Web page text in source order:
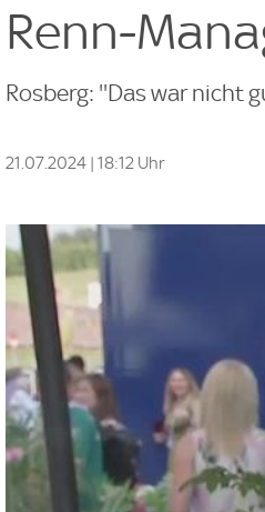
Renn-
Rosberg: ''Das war nicht
21.07.2024 | 18:12 Uhr